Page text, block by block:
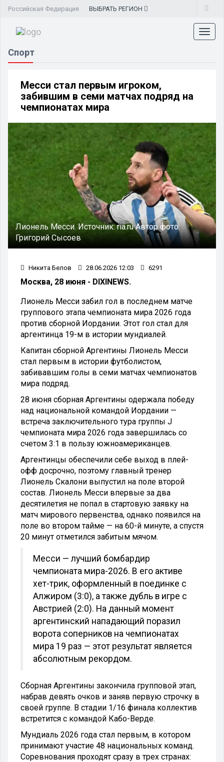
Российская Федерация ВЫБРАТЬ РЕГИОН
Спорт
Месси стал первым игроком,
забившим в семи матчах подряд на
чемпионатах мира
Лионель Месси. Источник: ria.ru Автор фото:
Григорий Сысоев
Никита Белов 28.06.2026 12:03 6291
Москва, 28 июня - DIXINEWS.
Лионель Месси забил гол в последнем матче
группового этапа чемпионата мира 2026 года
против сборной Иордании. Этот гол стал для
аргентинца 19-м в истории мундиалей.
Капитан сборной Аргентины Лионель Месси
стал первым в истории футболистом,
забивавшим голы в семи матчах чемпионатов
мира подряд.
28 июня сборная Аргентины одержала победу
над национальной командой Иордании —
встреча заключительного тура группы J
чемпионата мира 2026 года завершилась со
счетом 3:1 в пользу южноамериканцев.
Аргентинцы обеспечили себе выход в плей-
офф досрочно, поэтому главный тренер
Лионель Скалони выпустил на поле второй
состав. Лионель Месси впервые за два
десятилетия не попал в стартовую заявку на
матч мирового первенства, однако появился на
поле во втором тайме — на 60-й минуте, а спустя
20 минут отметился забитым мячом.
Месси — лучший бомбардир
чемпионата мира-2026. В его активе
хет-трик, оформленный в поединке с
Алжиром (3:0), а также дубль в игре с
Австрией (2:0). На данный момент
аргентинский нападающий поразил
ворота соперников на чемпионатах
мира 19 раз — этот результат является
абсолютным рекордом.
Сборная Аргентины закончила групповой этап,
набрав девять очков и заняв первую строчку в
своей группе. В стадии 1/16 финала коллектив
встретится с командой Кабо-Верде.
Мундиаль 2026 года стал первым, в котором
принимают участие 48 национальных команд.
Соревнования проходят сразу в трех странах: